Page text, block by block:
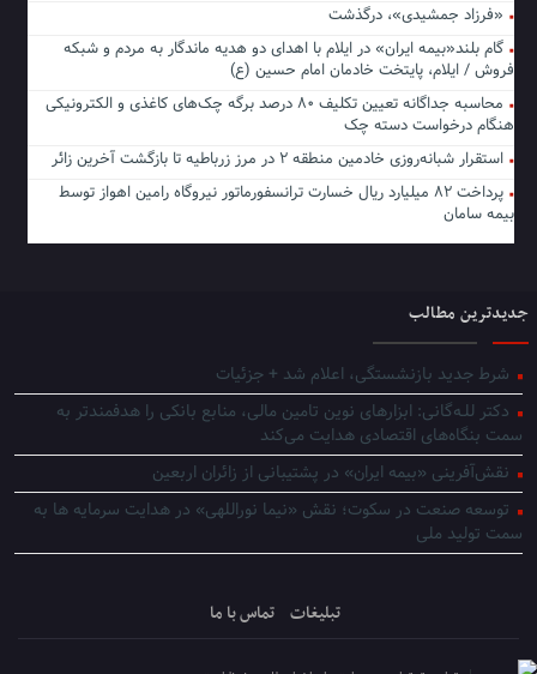
«فرزاد جمشیدی»، درگذشت
گام بلند«بیمه ایران» در ایلام با اهدای دو هدیه ماندگار به مردم و شبکه
فروش / ایلام، پایتخت خادمان امام حسین (ع)
محاسبه جداگانه تعیین تکلیف ۸۰ درصد برگه چک‌های کاغذی و الکترونیکی
هنگام درخواست دسته چک
استقرار شبانه‌روزی خادمین منطقه ۲ در مرز زرباطیه تا بازگشت آخرین زائر
پرداخت ۸۲ میلیارد ریال خسارت ترانسفورماتور نیروگاه رامین اهواز توسط
بیمه سامان
جدیدترین مطالب
شرط جدید بازنشستگی، اعلام شد + جزئیات
دکتر للـه‌گانی: ابزارهای نوین تامین مالی، منابع بانکی را هدفمندتر به
سمت بنگاه‌های اقتصادی هدایت می‌کند
نقش‌آفرینی «بیمه ایران» در پشتیبانی از زائران اربعین
توسعه صنعت در سکوت؛ نقش «نیما نوراللهی» در هدایت سرمایه ها به
سمت تولید ملی
تبلیغات تماس با ما